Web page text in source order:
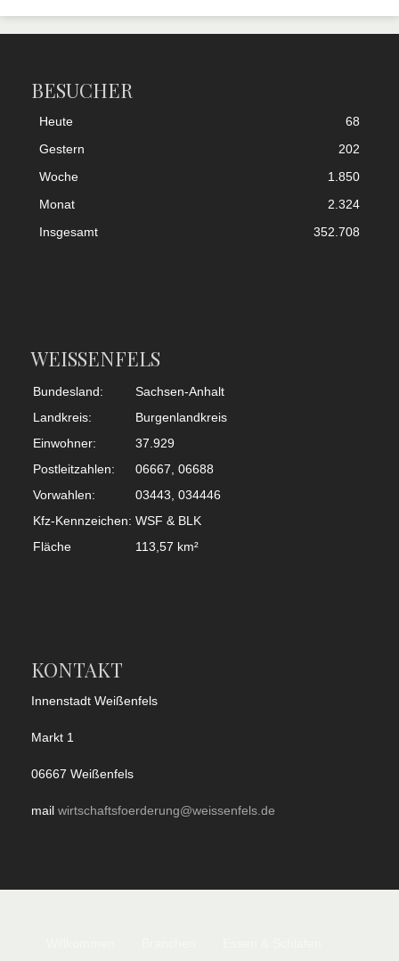
BESUCHER
Heute
68
Gestern
202
Woche
1.850
Monat
2.324
Insgesamt
352.708
WEISSENFELS
Bundesland:
Sachsen-Anhalt
Landkreis:
Burgenlandkreis
Einwohner:
37.929
Postleitzahlen:
06667, 06688
Vorwahlen:
03443, 034446
Kfz-Kennzeichen: WSF & BLK
Fläche
113,57 km²
KONTAKT
Innenstadt Weißenfels
Markt 1
06667 Weißenfels
mail wirtschaftsfoerderung@weissenfels.de